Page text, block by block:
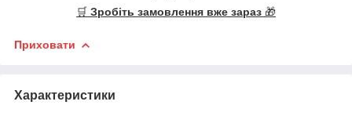
🛒 Зробіть замовлення вже зараз 🎁
Приховати
Характеристики